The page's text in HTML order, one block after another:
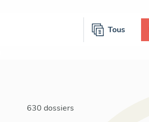
Tous
630 dossiers